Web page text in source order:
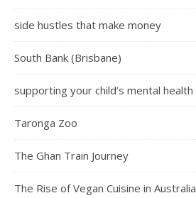
side hustles that make money
South Bank (Brisbane)
supporting your child’s mental health
Taronga Zoo
The Ghan Train Journey
The Rise of Vegan Cuisine in Australia